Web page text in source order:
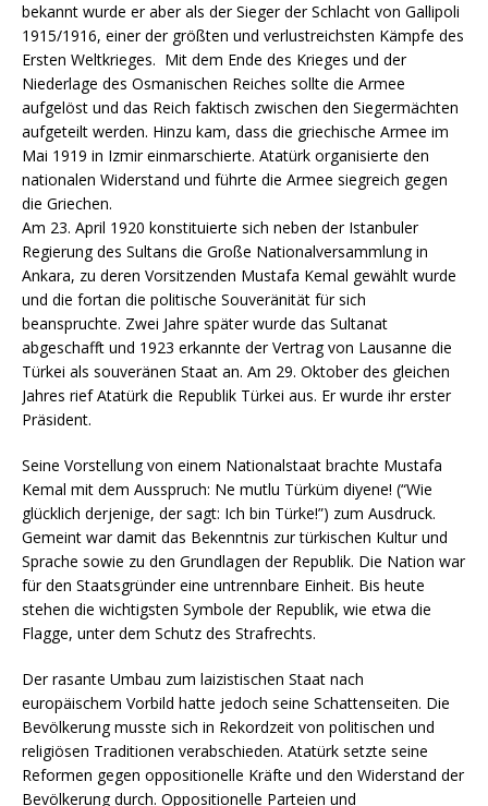
bekannt wurde er aber als der Sieger der Schlacht von Gallipoli
1915/1916, einer der größten und verlustreichsten Kämpfe des
Ersten Weltkrieges. Mit dem Ende des Krieges und der
Niederlage des Osmanischen Reiches sollte die Armee
aufgelöst und das Reich faktisch zwischen den Siegermächten
aufgeteilt werden. Hinzu kam, dass die griechische Armee im
Mai 1919 in Izmir einmarschierte. Atatürk organisierte den
nationalen Widerstand und führte die Armee siegreich gegen
die Griechen.
Am 23. April 1920 konstituierte sich neben der Istanbuler
Regierung des Sultans die Große Nationalversammlung in
Ankara, zu deren Vorsitzenden Mustafa Kemal gewählt wurde
und die fortan die politische Souveränität für sich
beanspruchte. Zwei Jahre später wurde das Sultanat
abgeschafft und 1923 erkannte der Vertrag von Lausanne die
Türkei als souveränen Staat an. Am 29. Oktober des gleichen
Jahres rief Atatürk die Republik Türkei aus. Er wurde ihr erster
Präsident.
Seine Vorstellung von einem Nationalstaat brachte Mustafa
Kemal mit dem Ausspruch: Ne mutlu Türküm diyene! (“Wie
glücklich derjenige, der sagt: Ich bin Türke!”) zum Ausdruck.
Gemeint war damit das Bekenntnis zur türkischen Kultur und
Sprache sowie zu den Grundlagen der Republik. Die Nation war
für den Staatsgründer eine untrennbare Einheit. Bis heute
stehen die wichtigsten Symbole der Republik, wie etwa die
Flagge, unter dem Schutz des Strafrechts.
Der rasante Umbau zum laizistischen Staat nach
europäischem Vorbild hatte jedoch seine Schattenseiten. Die
Bevölkerung musste sich in Rekordzeit von politischen und
religiösen Traditionen verabschieden. Atatürk setzte seine
Reformen gegen oppositionelle Kräfte und den Widerstand der
Bevölkerung durch. Oppositionelle Parteien und